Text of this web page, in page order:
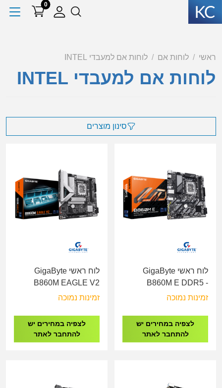
0
ראשי לוחות אם לוחות אם למעבדי INTEL
לוחות אם למעבדי INTEL
סינון מוצרים
לוח ראשי GigaByte
B860M E DDR5 -
Socket 1851
זמינות נמוכה
לצפיה במחירים יש
להתחבר לאתר
לוח ראשי GigaByte
B860M EAGLE V2
DDR5 - Socket 1851
זמינות נמוכה
לצפיה במחירים יש
להתחבר לאתר